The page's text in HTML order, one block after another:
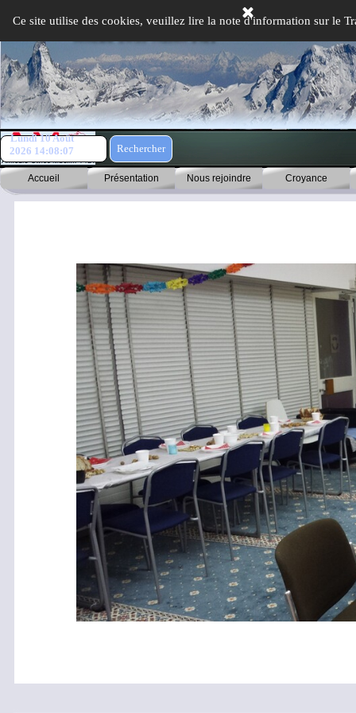
Ce site utilise des cookies, veuillez lire la note d'information sur le
Rechercher
Lundi 10 Août
2026 14:08:07
Accueil Présentation Nous rejoindre Croyance